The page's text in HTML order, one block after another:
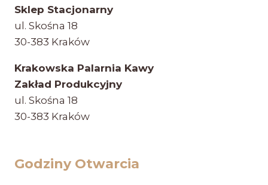
Sklep Stacjonarny
ul. Skośna 18
30-383 Kraków
Krakowska Palarnia Kawy
Zakład Produkcyjny
ul. Skośna 18
30-383 Kraków
Godziny Otwarcia